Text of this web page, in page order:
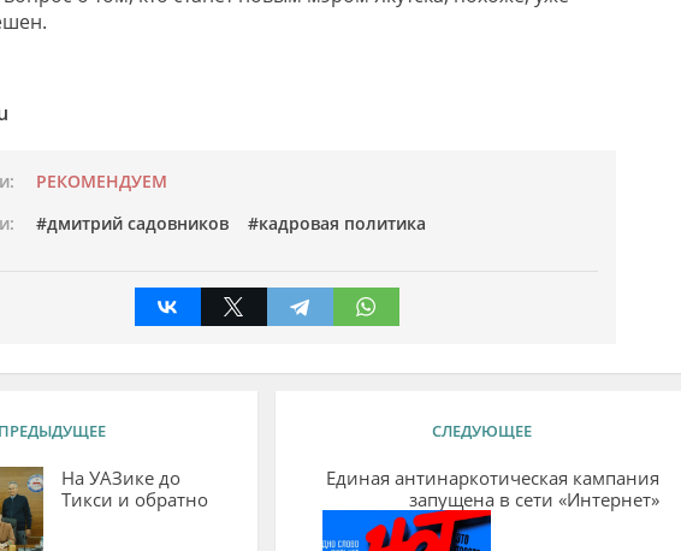
РЕКОМЕНДУЕМ
дмитрий садовников кадровая политика
ПРЕДЫДУЩЕЕ
На УАЗике до
Тикси и обратно
СЛЕДУЮЩЕЕ
Единая антинаркотическая кампания
запущена в сети «Интернет»